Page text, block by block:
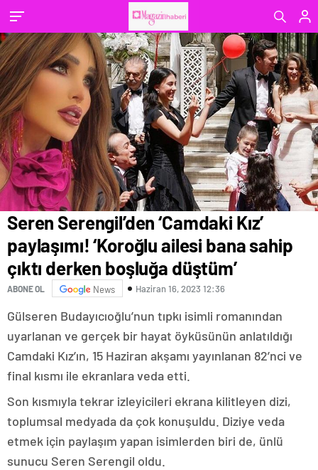
Seren Serengil’den ‘Camdaki Kız’
paylaşımı! ‘Koroğlu ailesi bana sahip
çıktı derken boşluğa düştüm’
ABONE OL News Haziran 16, 2023 12:36
Gülseren Budayıcıoğlu’nun tıpkı isimli romanından
uyarlanan ve gerçek bir hayat öyküsünün anlatıldığı
Camdaki Kız’ın, 15 Haziran akşamı yayınlanan 82’nci ve
final kısmı ile ekranlara veda etti.
Son kısmıyla tekrar izleyicileri ekrana kilitleyen dizi,
toplumsal medyada da çok konuşuldu. Diziye veda
etmek için paylaşım yapan isimlerden biri de, ünlü
sunucu Seren Serengil oldu.